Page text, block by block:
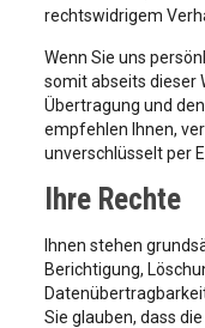
rechtswidrigem
Wenn Sie uns
somit abseits dieser
Übertragung und
empfehlen Ihnen,
unverschlüsselt per
Ihre Rechte
Ihnen stehen
Berichtigung,
Sie glauben, dass